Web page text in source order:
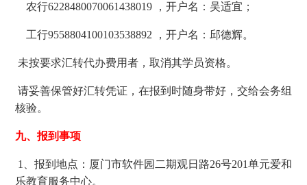
农行6228480070061438019 ，开户名：吴适宜；
工行9558804100103538892 ，开户名：邱德辉。
未按要求汇转代办费用者，取消其学员资格。
请妥善保管好汇转凭证，在报到时随身带好，交给会务组
核验。
九、报到事项
1、报到地点：厦门市软件园二期观日路26号201单元爱和
乐教育服务中心。